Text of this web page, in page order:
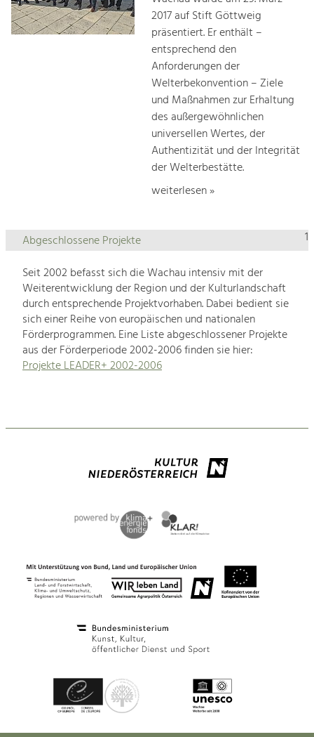
2017 auf Stift Göttweig
präsentiert. Er enthält –
entsprechend den
Anforderungen der
Welterbekonvention – Ziele
und Maßnahmen zur Erhaltung
des außergewöhnlichen
universellen Wertes, der
Authentizität und der Integrität
der Welterbestätte.
weiterlesen »
1
Abgeschlossene Projekte
Seit 2002 befasst sich die Wachau intensiv mit der
Weiterentwicklung der Region und der Kulturlandschaft
durch entsprechende Projektvorhaben. Dabei bedient sie
sich einer Reihe von europäischen und nationalen
Förderprogrammen. Eine Liste abgeschlossener Projekte
aus der Förderperiode 2002-2006 finden sie hier:
Projekte LEADER+ 2002-2006